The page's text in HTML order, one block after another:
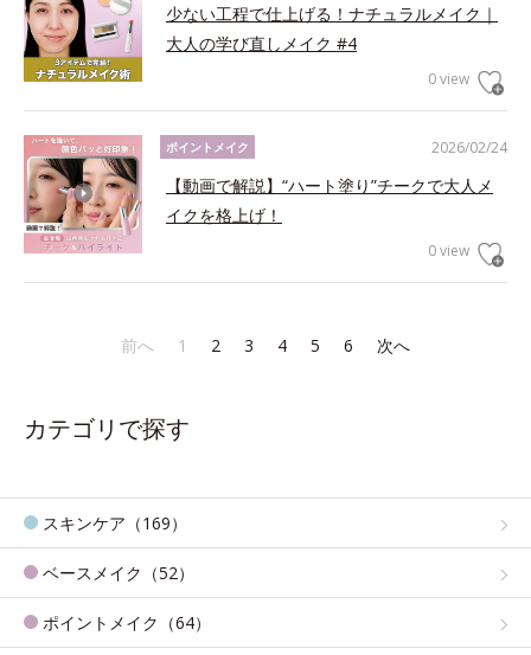
少ない工程で仕上げる！ナチュラルメイク｜
大人の学び直しメイク #4
0 view
2026/02/24
ポイントメイク
【動画で解説】“ハート塗り”チークで大人メ
イクを格上げ！
0 view
前へ 1 2 3 4 5 6 次へ
カテゴリで探す
スキンケア（169）
ベースメイク（52）
ポイントメイク（64）